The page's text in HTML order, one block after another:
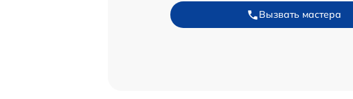
Вызвать мастера